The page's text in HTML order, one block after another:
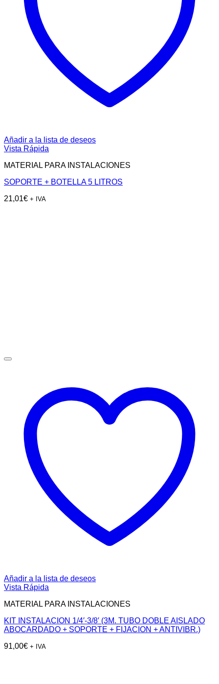
Añadir a la lista de deseos
Vista Rápida
MATERIAL PARA INSTALACIONES
SOPORTE + BOTELLA 5 LITROS
21,01€ + IVA
Añadir a la lista de deseos
Vista Rápida
MATERIAL PARA INSTALACIONES
KIT INSTALACION 1/4′-3/8′ (3M. TUBO DOBLE AISLADO
ABOCARDADO + SOPORTE + FIJACION + ANTIVIBR.)
91,00€ + IVA